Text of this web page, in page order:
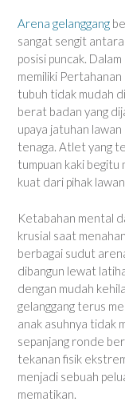
Arena gelanggang
sangat sengit
posisi puncak.
memiliki
tubuh tidak mudah
berat badan yang
upaya jatuhan
tenaga. Atlet yang
tumpuan kaki
kuat dari pihak
Ketabahan mental
krusial saat
berbagai sudut
dibangun lewat
dengan mudah
gelanggang terus
anak asuhnya tidak
sepanjang ronde
tekanan fisik
menjadi sebuah
mematikan.